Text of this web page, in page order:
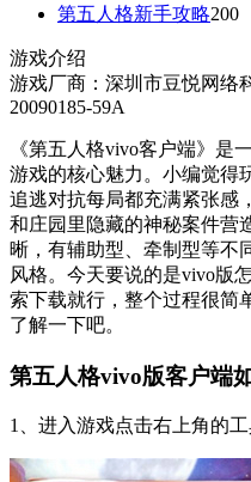
第五人格新手攻略200
游戏介绍
游戏厂商：深圳市豆悦网络
20090185-59A
《第五人格vivo客户端》是
游戏的核心魅力。小编觉得
追逃对抗每局都充满紧张感
和庄园里隐藏的神秘案件营
晰，有辅助型、牵制型等不
风格。今天要说的是vivo版
索下载就行，整个过程很简
了解一下吧。
第五人格vivo版客户端
1、进入游戏点击右上角的工